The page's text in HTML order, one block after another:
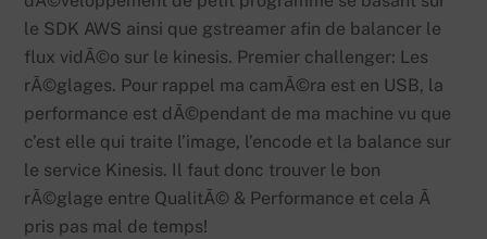
le SDK AWS ainsi que gstreamer afin de balancer le
flux vidÃ©o sur le kinesis. Premier challenger: Les
rÃ©glages. Pour rappel ma camÃ©ra est en USB, la
performance est dÃ©pendant de ma machine vu que
c’est elle qui traite l’image, l’encode et la balance sur
le service Kinesis. Il faut donc trouver le bon
rÃ©glage entre QualitÃ© & Performance et cela Ã
pris pas mal de temps!